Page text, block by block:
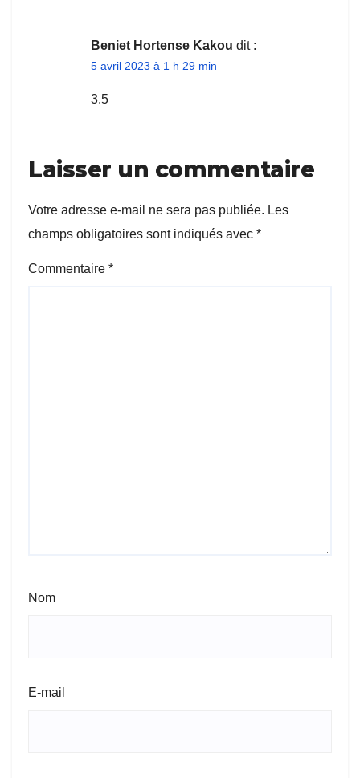
Beniet Hortense Kakou dit :
5 avril 2023 à 1 h 29 min
3.5
Laisser un commentaire
Votre adresse e-mail ne sera pas publiée. Les
champs obligatoires sont indiqués avec *
Commentaire *
Nom
E-mail